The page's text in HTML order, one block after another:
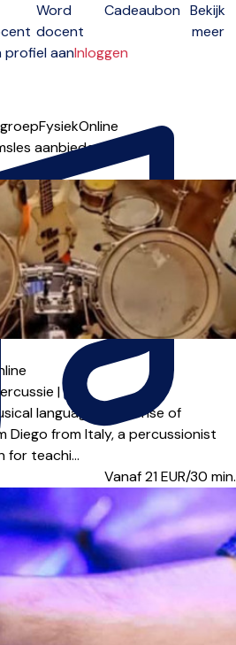
Word
docent
Cadeaubon Bekijk
meer
profiel aanInloggen
FysiekOnline
aanbieden
|
language and sense of
Diego from Italy, a percussionist
for teachi...
Vanaf 21EUR/30 min.